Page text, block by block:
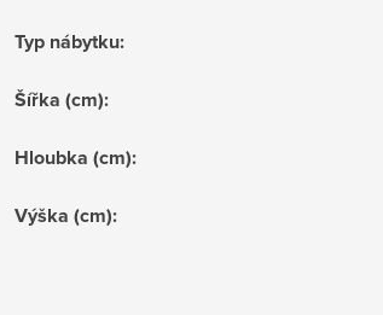
Typ nábytku:
Šířka (cm):
Hloubka (cm):
Výška (cm):